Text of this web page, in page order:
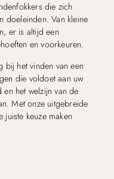
die zich
doeleinden. Van kleine
er is altijd een
en voorkeuren.
bij het vinden van een
die voldoet aan uw
het welzijn van de
Met onze uitgebreide
juiste keuze maken